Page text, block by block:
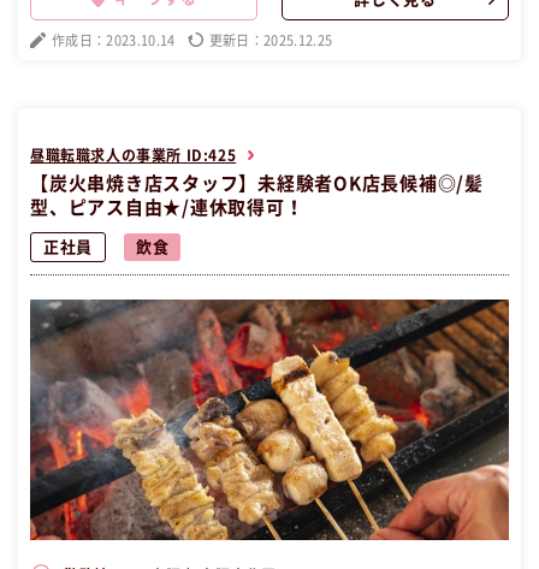
人】 この昼職求人は大阪府大阪市北区正社員事務の昼職へ転職したい
方の求人です。
作成日：2023.10.14 更新日：2025.12.25
昼職転職求人の事業所 ID:425
【炭火串焼き店スタッフ】未経験者OK店長候補◎/髪
型、ピアス自由★/連休取得可！
正社員 飲食